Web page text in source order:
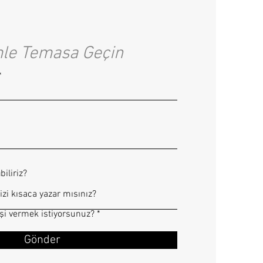
Temasa Geçin
vermek istiyorsunuz?
Gönder